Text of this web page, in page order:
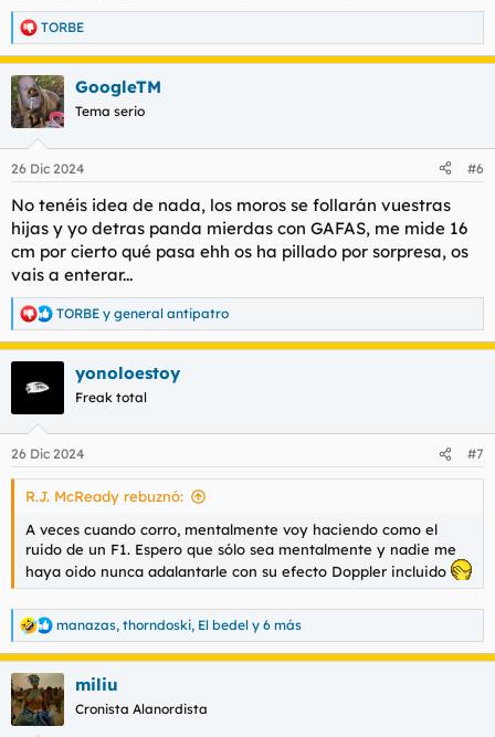
R
e
a
c
c
i
e
:
TORBE
GoogleTM
Tema serio
26 Dic 2024 #6
No tenéis idea de nada, los moros se follarán vuestras
hijas y yo detras panda mierdas con GAFAS, me mide 16
cm por cierto qué pasa ehh os ha pillado por sorpresa, os
vais a enterar...
R
e
a
e
s
TORBE y general antipatro
yonoloestoy
Freak total
26 Dic 2024 #7
R.J. McReady rebuznó:
A veces cuando corro, mentalmente voy haciendo como el
ruido de un F1. Espero que sólo sea mentalmente y nadie me
haya oido nunca adalantarle con su efecto Doppler incluido
R
e
a
c
c
i
manazas, thorndoski, El bedel y 6 más
miliu
Cronista Alanordista